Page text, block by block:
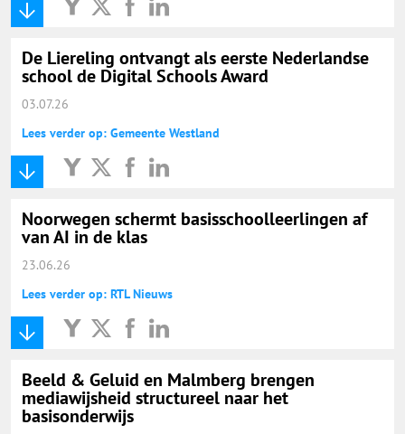
De Liereling ontvangt als eerste Nederlandse
school de Digital Schools Award
03.07.26
Lees verder op: Gemeente Westland
Noorwegen schermt basisschoolleerlingen af
van AI in de klas
23.06.26
Lees verder op: RTL Nieuws
Beeld & Geluid en Malmberg brengen
mediawijsheid structureel naar het
basisonderwijs